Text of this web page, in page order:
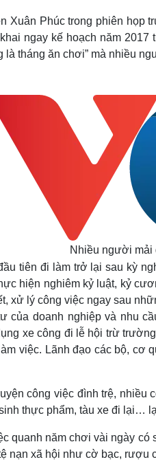
Nhà đẹp
Blog
Tình yêu - Gia đình
Xuân Phúc trong phiên họp
ngay kế hoạch năm
là tháng ăn chơi” mà nhiều
Nhiều người mải
tiên đi làm trở lại sau kỳ
hiện nghiêm kỷ luật, kỷ
xử lý công việc ngay sau
của doanh nghiệp và nhu
xe công đi lễ hội trừ
việc. Lãnh đạo các bộ, cơ
công việc đình trệ,
thực phẩm, tàu xe đi lại…
quanh năm chơi vài ngày
nạn xã hội như cờ bạc, rượu